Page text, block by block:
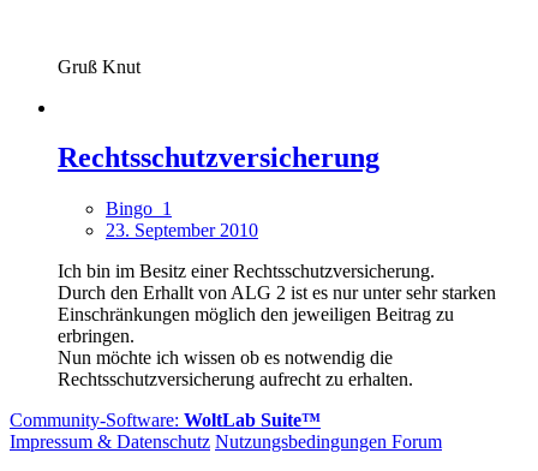
Gruß Knut
Rechtsschutzversicherung
Bingo_1
23. September 2010
Ich bin im Besitz einer Rechtsschutzversicherung.
Durch den Erhallt von ALG 2 ist es nur unter sehr starken
Einschränkungen möglich den jeweiligen Beitrag zu
erbringen.
Nun möchte ich wissen ob es notwendig die
Rechtsschutzversicherung aufrecht zu erhalten.
Community-Software: WoltLab Suite™
Impressum & Datenschutz Nutzungsbedingungen Forum